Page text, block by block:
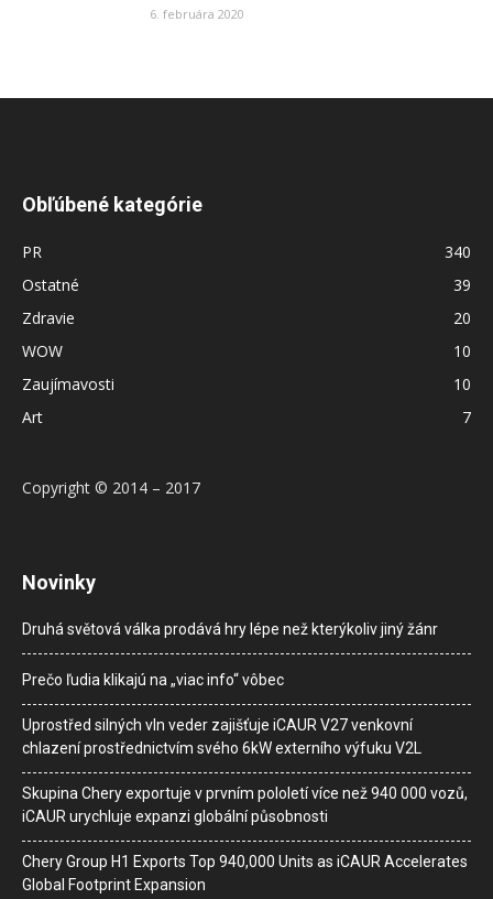
6. februára 2020
Obľúbené kategórie
PR
340
Ostatné
39
Zdravie
20
WOW
10
Zaujímavosti
10
Art
7
Copyright © 2014 – 2017
Novinky
Druhá světová válka prodává hry lépe než kterýkoliv jiný žánr
Prečo ľudia klikajú na „viac info“ vôbec
Uprostřed silných vln veder zajišťuje iCAUR V27 venkovní
chlazení prostřednictvím svého 6kW externího výfuku V2L
Skupina Chery exportuje v prvním pololetí více než 940 000 vozů,
iCAUR urychluje expanzi globální působnosti
Chery Group H1 Exports Top 940,000 Units as iCAUR Accelerates
Global Footprint Expansion